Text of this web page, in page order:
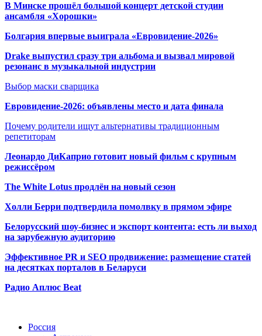
В Минске прошёл большой концерт детской студии
ансамбля «Хорошки»
Болгария впервые выиграла «Евровидение-2026»
Drake выпустил сразу три альбома и вызвал мировой
резонанс в музыкальной индустрии
Выбор маски сварщика
Евровидение-2026: объявлены место и дата финала
Почему родители ищут альтернативы традиционным
репетиторам
Леонардо ДиКаприо готовит новый фильм с крупным
режиссёром
The White Lotus продлён на новый сезон
Холли Берри подтвердила помолвку в прямом эфире
Белорусский шоу-бизнес и экспорт контента: есть ли выход
на зарубежную аудиторию
Эффективное PR и SEO продвижение: размещение статей
на десятках порталов в Беларуси
Радио Аплюс Beat
Россия